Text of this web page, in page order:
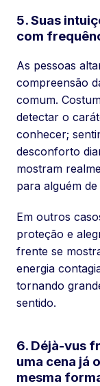
5. Suas
com
As pessoas
compreensão
comum.
detectar o
conhecer;
desconforto
mostram
para alguém
Em outros
proteção e
frente se
energia
tornando
sentido.
6. Déjà-vus
uma cena já
mesma